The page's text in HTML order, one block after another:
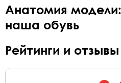
Анатомия
наша обувь
Рейтинги и